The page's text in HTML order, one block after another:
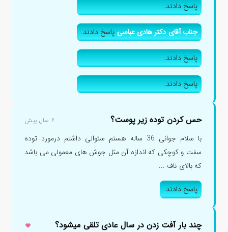
پاسخ دادند.
جناب آقای دکتر هادی عباسیپاسخ دادند.
پاسخ دادند.
پاسخ دادند.
حس کردن توده زیر پوست؟ ۶ سال پیش
با سلام جوانی 36 ساله هستم سئوالی داشتم درمورد توده
سفت و کوچکی که اندازه آن مثل جوش های معمولی می باشد
که بالای ناف ...
پاسخ دادند.
چند بار آفت زدن در سال عادی تلقی میشود؟